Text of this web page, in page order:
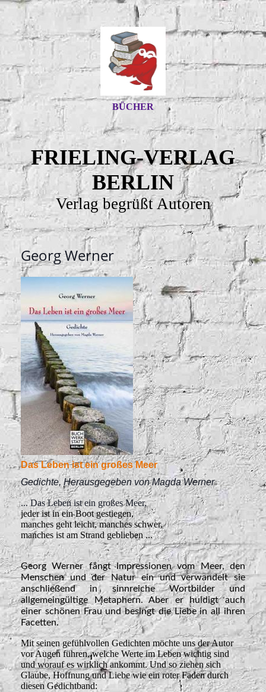
BÜCHER
FRIELING-VERLAG
BERLIN
Verlag begrüßt Autoren
Georg Werner
Das Leben ist ein großes Meer
Gedichte, Herausgegeben von Magda Werner
... Das Leben ist ein großes Meer,
jeder ist in ein Boot gestiegen,
manches geht leicht, manches schwer,
manches ist am Strand geblieben ...
Georg Werner fängt Impressionen vom Meer, den
Menschen und der Natur ein und verwandelt sie
anschließend in sinnreiche Wortbilder und
allgemeingültige Metaphern. Aber er huldigt auch
einer schönen Frau und besingt die Liebe in all ihren
Facetten.
Mit seinen gefühlvollen Gedichten möchte uns der Autor
vor Augen führen, welche Werte im Leben wichtig sind
und worauf es wirklich ankommt. Und so ziehen sich
Glaube, Hoffnung und Liebe wie ein roter Faden durch
diesen Gedichtband: